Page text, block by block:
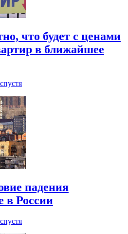
что будет с ценами
в ближайшее
падения
в России